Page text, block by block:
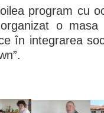
program cu
o masa
în integrarea